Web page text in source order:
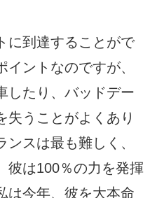
に到達することがで
ントなのですが、
したり、バッドデー
失うことがよくあり
ンスは最も難しく、
彼は100％の力を発揮
は今年、彼を大本命